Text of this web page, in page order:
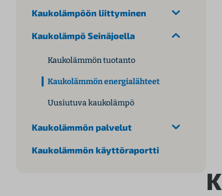
Kaukolämpöön liittyminen
Kaukolämpö Seinäjoella
Kaukolämmön tuotanto
Kaukolämmön energialähteet
Uusiutuva kaukolämpö
Kaukolämmön palvelut
Kaukolämmön käyttöraportti